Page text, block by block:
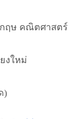
ฤษ คณิตศาสตร์
งใหม่
)